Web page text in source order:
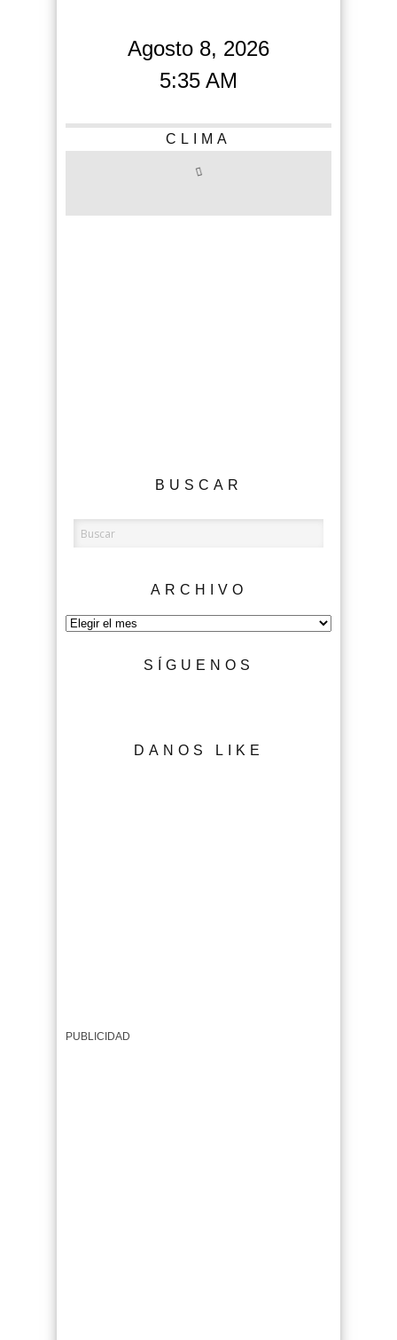
Agosto 8, 2026
5:35 AM
CLIMA
BUSCAR
ARCHIVO
Archivo
SÍGUENOS
DANOS LIKE
PUBLICIDAD